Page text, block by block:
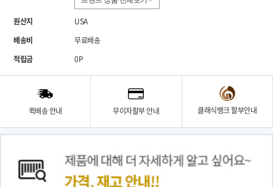
원산지
USA
배송비
무료배송
적립금
0P
퀵배송 안내 무이자할부 안내 클래식뱅크 할부안내